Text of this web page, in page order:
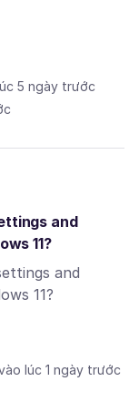
5 ngày trước
and
11?
and
11?
lúc 1 ngày trước